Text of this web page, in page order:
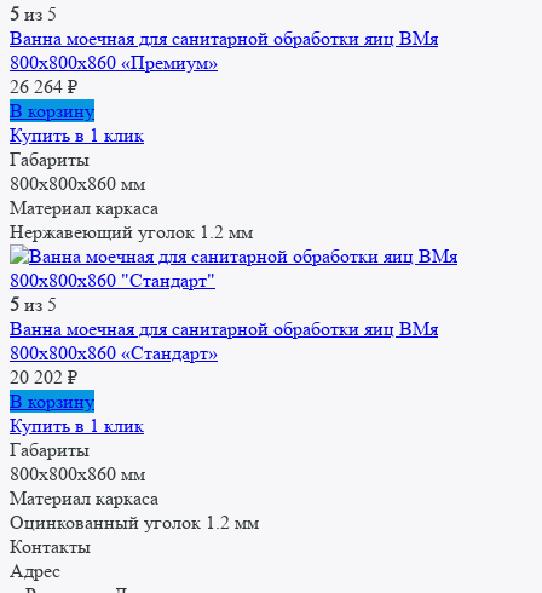
5 из 5
Ванна моечная для санитарной обработки яиц ВМя
800x800x860 «Премиум»
26 264 ₽
В корзину
Купить в 1 клик
Габариты
800x800x860 мм
Материал каркаса
Нержавеющий уголок 1.2 мм
5 из 5
Ванна моечная для санитарной обработки яиц ВМя
800x800x860 «Стандарт»
20 202 ₽
В корзину
Купить в 1 клик
Габариты
800x800x860 мм
Материал каркаса
Оцинкованный уголок 1.2 мм
Контакты
Адрес